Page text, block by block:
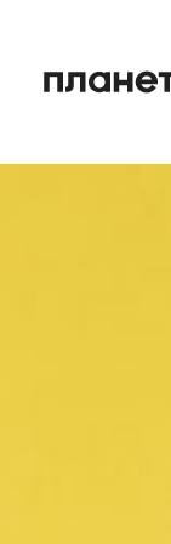
Планета